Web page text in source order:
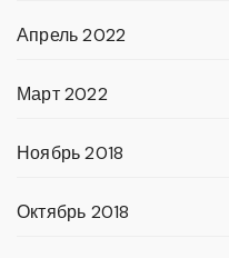
Апрель 2022
Март 2022
Ноябрь 2018
Октябрь 2018